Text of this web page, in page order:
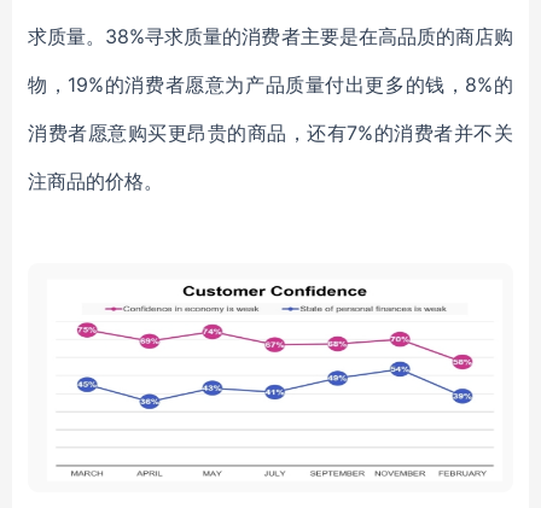
求质量。38%寻求质量的消费者主要是在高品质的商店购
物，19%的消费者愿意为产品质量付出更多的钱，8%的
消费者愿意购买更昂贵的商品，还有7%的消费者并不关
注商品的价格。